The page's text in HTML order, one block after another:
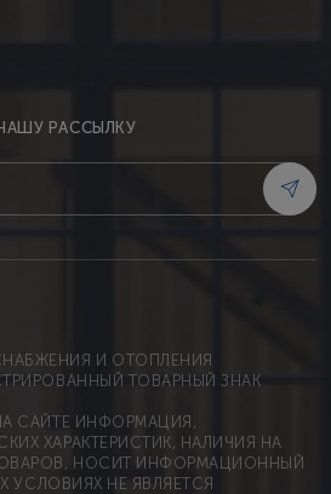
РАССЫЛКУ
И ОТОПЛЕНИЯ
ТОВАРНЫЙ ЗНАК
САЙТЕ ИНФОРМАЦИЯ,
ХАРАКТЕРИСТИК, НАЛИЧИЯ НА
НОСИТ ИНФОРМАЦИОННЫЙ
УСЛОВИЯХ НЕ ЯВЛЯЕТСЯ